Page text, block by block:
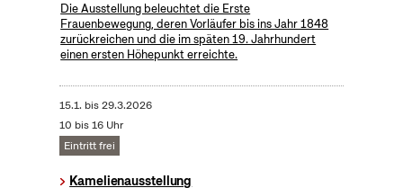
Die Ausstellung beleuchtet die Erste
Frauenbewegung, deren Vorläufer bis ins Jahr 1848
zurückreichen und die im späten 19. Jahrhundert
einen ersten Höhepunkt erreichte.
15.1. bis29.3.2026
10 bis 16 Uhr
Eintritt frei
Kamelienausstellung